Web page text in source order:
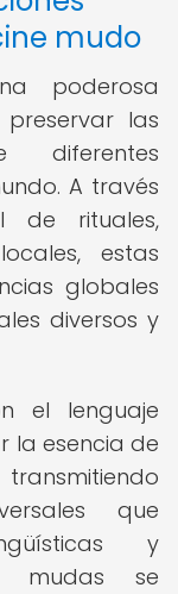
mudo
poderosa
las
diferentes
A través
de rituales,
estas
globales
diversos y
el lenguaje
la esencia de
que
y
mudas se